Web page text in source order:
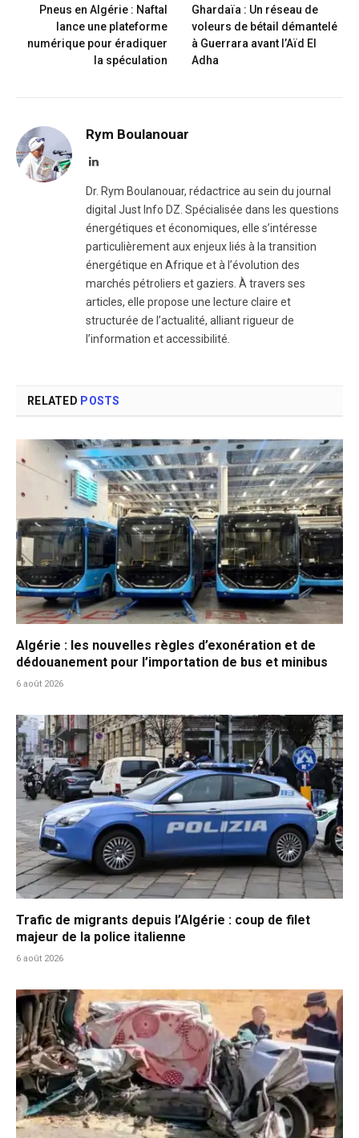
Pneus en Algérie : Naftal
lance une plateforme
numérique pour éradiquer
la spéculation​
Ghardaïa : Un réseau de
voleurs de bétail démantelé
à Guerrara avant l’Aïd El
Adha
Rym Boulanouar
LinkedIn
Dr. Rym Boulanouar, rédactrice au sein du journal
digital Just Info DZ. Spécialisée dans les questions
énergétiques et économiques, elle s’intéresse
particulièrement aux enjeux liés à la transition
énergétique en Afrique et à l’évolution des
marchés pétroliers et gaziers. À travers ses
articles, elle propose une lecture claire et
structurée de l’actualité, alliant rigueur de
l’information et accessibilité.
RELATED POSTS
Algérie : les nouvelles règles d’exonération et de
dédouanement pour l’importation de bus et minibus
6 août 2026
Trafic de migrants depuis l’Algérie : coup de filet
majeur de la police italienne
6 août 2026